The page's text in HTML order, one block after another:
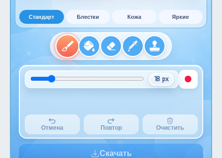
Стандарт Блестки Кожа Яркие
18 px
Отмена Повтор Очистить
Скачать